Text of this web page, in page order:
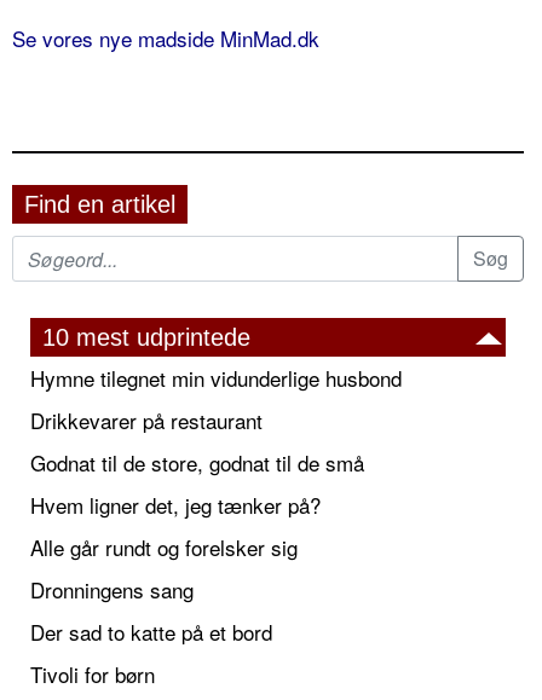
Se vores nye madside MinMad.dk
Find en artikel
10 mest udprintede
Hymne tilegnet min vidunderlige husbond
Drikkevarer på restaurant
Godnat til de store, godnat til de små
Hvem ligner det, jeg tænker på?
Alle går rundt og forelsker sig
Dronningens sang
Der sad to katte på et bord
Tivoli for børn